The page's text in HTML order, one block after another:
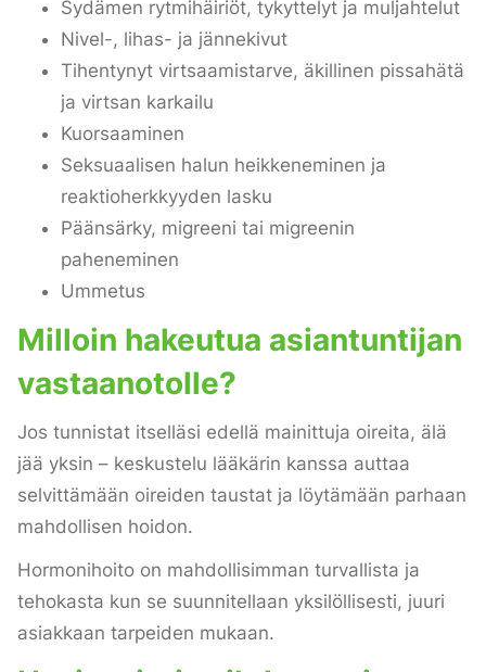
Sydämen rytmihäiriöt, tykyttelyt ja muljahtelut
Nivel-, lihas- ja jännekivut
Tihentynyt virtsaamistarve, äkillinen pissahätä
ja virtsan karkailu
Kuorsaaminen
Seksuaalisen halun heikkeneminen ja
reaktioherkkyyden lasku
Päänsärky, migreeni tai migreenin
paheneminen
Ummetus
Milloin hakeutua asiantuntijan
vastaanotolle?
Jos tunnistat itselläsi edellä mainittuja oireita, älä
jää yksin – keskustelu lääkärin kanssa auttaa
selvittämään oireiden taustat ja löytämään parhaan
mahdollisen hoidon.
Hormonihoito on mahdollisimman turvallista ja
tehokasta kun se suunnitellaan yksilöllisesti, juuri
asiakkaan tarpeiden mukaan.